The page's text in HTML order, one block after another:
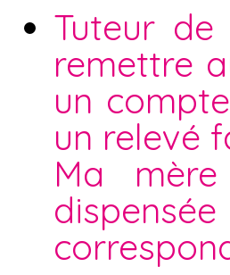
Tuteur
remettre
un
un relevé
Ma